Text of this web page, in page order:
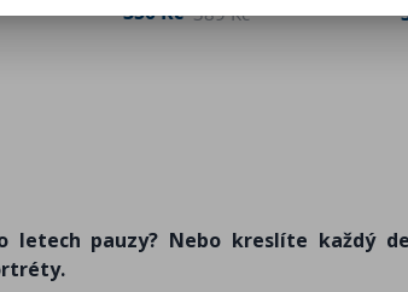
350 Kč 389 Kč
pauzy? Nebo kreslíte každý